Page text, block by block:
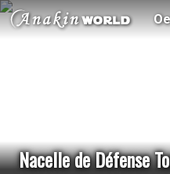
Nacelle de Défense